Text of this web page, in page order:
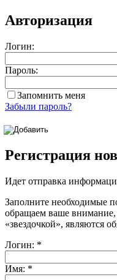
Авторизация
Логин:
Пароль:
Запомнить меня
Забыли пароль?
Регистрация
Идет отправка
Заполните необходимые
обращаем ваше
«звездочкой», являются
Логин: *
Имя: *